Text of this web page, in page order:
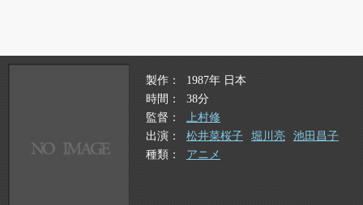
製作
1987年 日本
時間
38分
監督
上村修
出演
松井菜桜子 堀川亮
池田昌子
種類
アニメ